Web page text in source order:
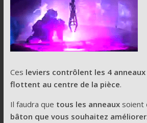
Ces leviers contrôlent les 4
flottent au centre de la pièce.
Il faudra que tous les anneauxsoient
bâton que vous souhaitez améliorer.